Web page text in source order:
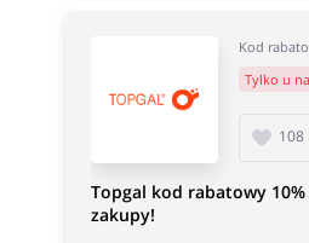
Kod
Tylko u
108
Topgal kod rabatowy 10%
zakupy!